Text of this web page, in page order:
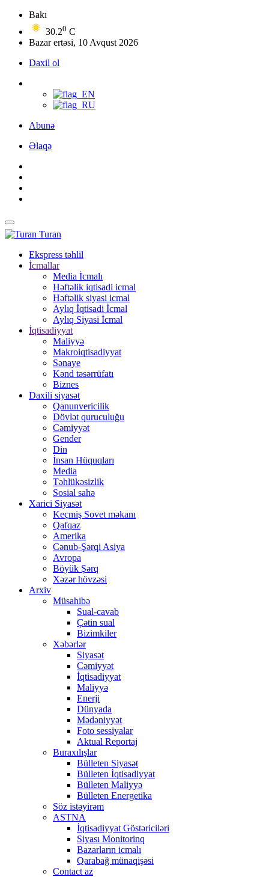
Bakı
30.20 C
Bazar ertəsi, 10 Avqust 2026
Daxil ol
Abunə
Əlaqə
Turan
Ekspress təhlil
İcmallar
Media İcmalı
Həftəlik iqtisadi icmal
Həftəlik siyasi icmal
Aylıq İqtisadi İcmal
Aylıq Siyasi İcmal
İqtisadiyyat
Maliyyə
Makroiqtisadiyyat
Sənaye
Kənd təsərrüfatı
Biznes
Daxili siyasət
Qanunvericilik
Dövlət quruculuğu
Cəmiyyət
Gender
Din
İnsan Hüquqları
Media
Təhlükəsizlik
Sosial sahə
Xarici Siyasət
Keçmiş Sovet məkanı
Qafqaz
Amerika
Cənub-Şərqi Asiya
Avropa
Böyük Şərq
Xəzər hövzəsi
Arxiv
Müsahibə
Sual-cavab
Çətin sual
Bizimkiler
Xəbərlər
Siyasət
Cəmiyyət
İqtisadiyyat
Maliyyə
Enerji
Dünyada
Mədəniyyət
Foto sessiyalar
Aktual Reportaj
Buraxılışlar
Bülleten Siyasət
Bülleten İqtisadiyyat
Bülleten Maliyyə
Bülleten Energetika
Söz istəyirəm
ASTNA
İqtisadiyyat Göstəriciləri
Siyası Monitorinq
Bazarların icmalı
Qarabağ münaqişəsi
Contact az